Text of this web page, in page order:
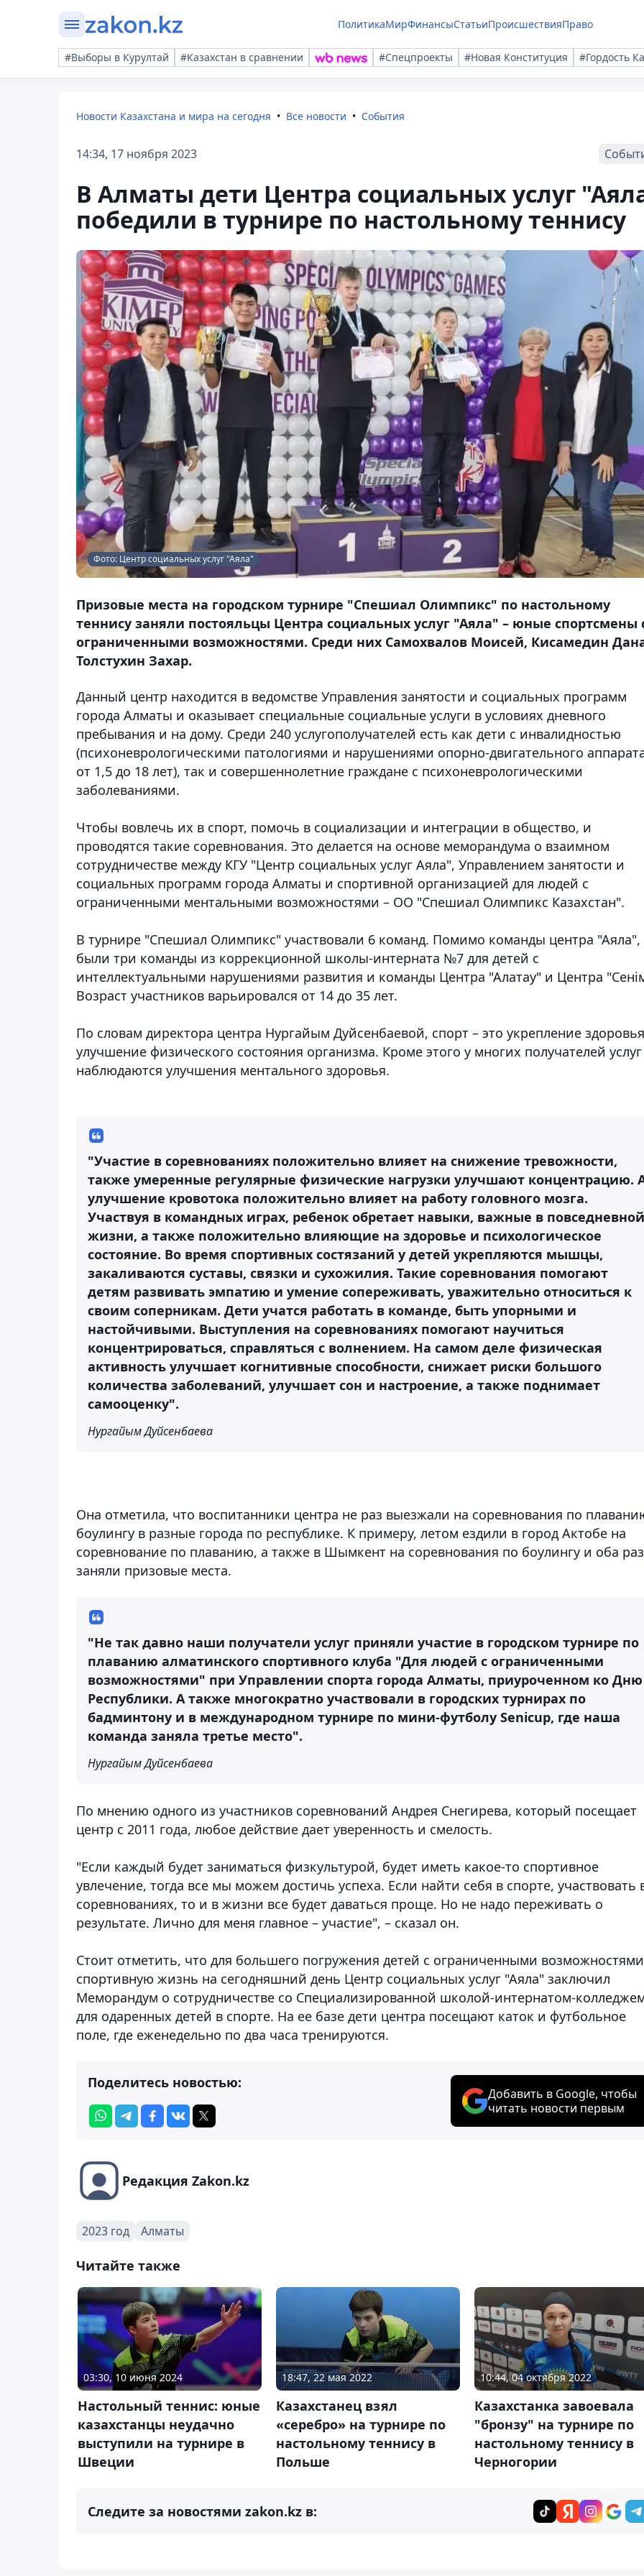
ПолитикаМирФинансыСтатьиПроисшествияПраво
#Выборы в Курултай #Казахстан в сравнении #Спецпроекты #Новая Конституция #Гордость
Новости Казахстана и мира на сегодня Все новости События
14:34, 17 ноября 2023
В Алматы дети Центра социальных услуг
победили в турнире по настольному теннису
Фото: Центр социальных услуг "Аяла"
Призовые места на городском турнире "Спешиал Олимпикс" по настольному
теннису заняли постояльцы Центра социальных услуг "Аяла" – юные спортсмены
ограниченными возможностями. Среди них Самохвалов Моисей, Кисамедин
Толстухин Захар.
Данный центр находится в ведомстве Управления занятости и социальных программ
города Алматы и оказывает специальные социальные услуги в условиях дневного
пребывания и на дому. Среди 240 услугополучателей есть как дети с инвалидностью
(психоневрологическими патологиями и нарушениями опорно-двигательного
от 1,5 до 18 лет), так и совершеннолетние граждане с психоневрологическими
заболеваниями.
Чтобы вовлечь их в спорт, помочь в социализации и интеграции в общество, и
проводятся такие соревнования. Это делается на основе меморандума о взаимном
сотрудничестве между КГУ "Центр социальных услуг Аяла", Управлением занятости и
социальных программ города Алматы и спортивной организацией для людей с
ограниченными ментальными возможностями – ОО "Спешиал Олимпикс Казахстан".
В турнире "Спешиал Олимпикс" участвовали 6 команд. Помимо команды центра "Аяла",
были три команды из коррекционной школы-интерната №7 для детей с
интеллектуальными нарушениями развития и команды Центра "Алатау" и Центра
Возраст участников варьировался от 14 до 35 лет.
По словам директора центра Нургайым Дуйсенбаевой, спорт – это укрепление
улучшение физического состояния организма. Кроме этого у многих получателей услуг
наблюдаются улучшения ментального здоровья.
"Участие в соревнованиях положительно влияет на снижение тревожности,
также умеренные регулярные физические нагрузки улучшают концентрацию.
улучшение кровотока положительно влияет на работу головного мозга.
Участвуя в командных играх, ребенок обретает навыки, важные в повседневной
жизни, а также положительно влияющие на здоровье и психологическое
состояние. Во время спортивных состязаний у детей укрепляются мышцы,
закаливаются суставы, связки и сухожилия. Такие соревнования помогают
детям развивать эмпатию и умение сопереживать, уважительно относиться к
своим соперникам. Дети учатся работать в команде, быть упорными и
настойчивыми. Выступления на соревнованиях помогают научиться
концентрироваться, справляться с волнением. На самом деле физическая
активность улучшает когнитивные способности, снижает риски большого
количества заболеваний, улучшает сон и настроение, а также поднимает
самооценку".
Нургайым Дуйсенбаева
Она отметила, что воспитанники центра не раз выезжали на соревнования по
боулингу в разные города по республике. К примеру, летом ездили в город Актобе на
соревнование по плаванию, а также в Шымкент на соревнования по боулингу и оба
заняли призовые места.
"Не так давно наши получатели услуг приняли участие в городском турнире по
плаванию алматинского спортивного клуба "Для людей с ограниченными
возможностями" при Управлении спорта города Алматы, приуроченном ко Дню
Республики. А также многократно участвовали в городских турнирах по
бадминтону и в международном турнире по мини-футболу Senicup, где наша
команда заняла третье место".
Нургайым Дуйсенбаева
По мнению одного из участников соревнований Андрея Снегирева, который посещает
центр с 2011 года, любое действие дает уверенность и смелость.
"Если каждый будет заниматься физкультурой, будет иметь какое-то спортивное
увлечение, тогда все мы можем достичь успеха. Если найти себя в спорте, участвовать
соревнованиях, то и в жизни все будет даваться проще. Но не надо переживать о
результате. Лично для меня главное – участие", – сказал он.
Стоит отметить, что для большего погружения детей с ограниченными
спортивную жизнь на сегодняшний день Центр социальных услуг "Аяла" заключил
Меморандум о сотрудничестве со Специализированной школой-интернатом-
для одаренных детей в спорте. На ее базе дети центра посещают каток и футбольное
поле, где еженедельно по два часа тренируются.
Поделитесь новостью:
Добавить в Google, чтобы
читать новости первым
Редакция Zakon.kz
2023 год Алматы
Читайте также
03:30, 10 июня 2024
Настольный теннис: юные
казахстанцы неудачно
выступили на турнире в
Швеции
18:47, 22 мая 2022
Казахстанец взял
«серебро» на турнире по
настольному теннису в
Польше
10:44, 04 октября 2022
Казахстанка завоевала
"бронзу" на турнире по
настольному теннису в
Черногории
Следите за новостями zakon.kz в: